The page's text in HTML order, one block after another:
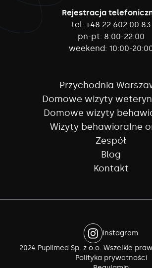
Rejestracja
tel: +48 22 602 00 83
pn-pt: 8:00-22:00
weekend: 10:00-
Przychodnia
Domowe wizyty
Domowe wizyty
Wizyty behawioralne
Zespół
Blog
Kontakt
Instagram
2024 Pupilmed Sp. z o.o. Wszelkie
Polityka prywatności